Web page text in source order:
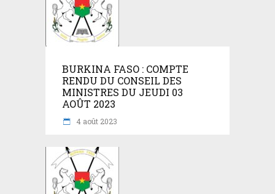
BURKINA FASO : COMPTE
RENDU DU CONSEIL DES
MINISTRES DU JEUDI 03
AOÛT 2023
4 août 2023